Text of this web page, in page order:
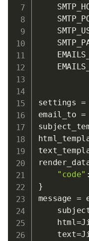
settings =
email_to =
"code" :
}
message =
    html
=
    text
=